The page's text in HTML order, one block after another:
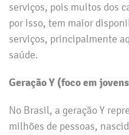
serviços, pois muitos dos
por isso, tem maior
serviços, principalmente
saúde.
Geração Y (foco em
No Brasil, a geração Y
milhões de pessoas,